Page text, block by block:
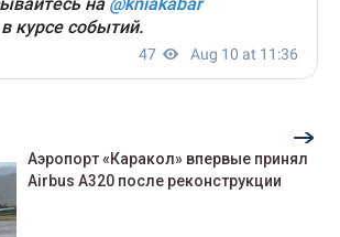
Аэропорт «Каракол» впервые принял
Airbus A320 после реконструкции